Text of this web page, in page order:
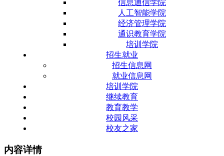
信息通信学院
人工智能学院
经济管理学院
通识教育学院
培训学院
招生就业
招生信息网
就业信息网
培训学院
继续教育
教育教学
校园风采
校友之家
内容详情